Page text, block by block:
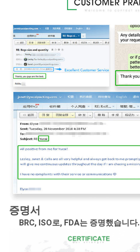
증명서
BRC, ISO로, FDA는 증명했습니다.